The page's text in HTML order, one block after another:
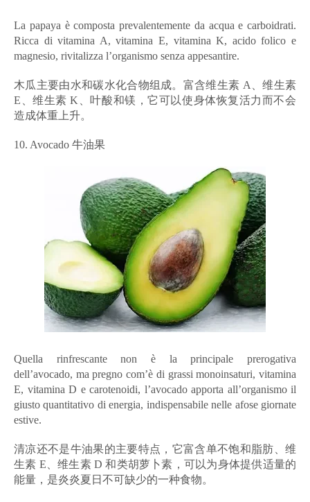
La papaya è composta prevalentemente da acqua e carboidrati.
Ricca di vitamina A, vitamina E, vitamina K, acido folico e
magnesio, rivitalizza l’organismo senza appesantire.
木瓜主要由水和碳水化合物组成。富含维生素 A、维生素
E、维生素 K、叶酸和镁，它可以使身体恢复活力而不会
造成体重上升。
10. Avocado 牛油果
Quella rinfrescante non è la principale prerogativa
dell’avocado, ma pregno com’è di grassi monoinsaturi, vitamina
E, vitamina D e carotenoidi, l’avocado apporta all’organismo il
giusto quantitativo di energia, indispensabile nelle afose giornate
estive.
清凉还不是牛油果的主要特点，它富含单不饱和脂肪、维
生素 E、维生素 D 和类胡萝卜素，可以为身体提供适量的
能量，是炎炎夏日不可缺少的一种食物。